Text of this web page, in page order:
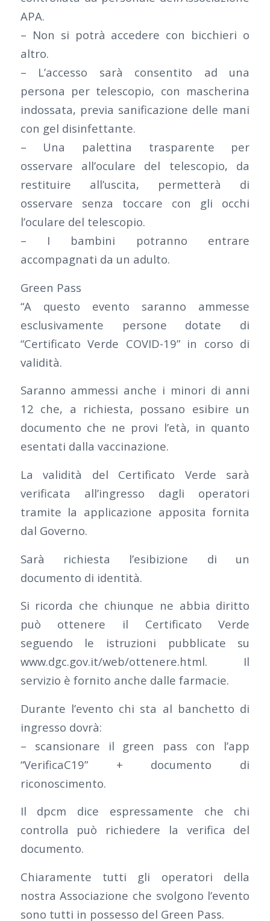
APA.
– Non si potrà accedere con bicchieri o
altro.
– L’accesso sarà consentito ad una
persona per telescopio, con mascherina
indossata, previa sanificazione delle mani
con gel disinfettante.
– Una palettina trasparente per
osservare all’oculare del telescopio, da
restituire all’uscita, permetterà di
osservare senza toccare con gli occhi
l’oculare del telescopio.
– I bambini potranno entrare
accompagnati da un adulto.
Green Pass
“A questo evento saranno ammesse
esclusivamente persone dotate di
“Certificato Verde COVID-19” in corso di
validità.
Saranno ammessi anche i minori di anni
12 che, a richiesta, possano esibire un
documento che ne provi l’età, in quanto
esentati dalla vaccinazione.
La validità del Certificato Verde sarà
verificata all’ingresso dagli operatori
tramite la applicazione apposita fornita
dal Governo.
Sarà richiesta l’esibizione di un
documento di identità.
Si ricorda che chiunque ne abbia diritto
può ottenere il Certificato Verde
seguendo le istruzioni pubblicate su
www.dgc.gov.it/web/ottenere.html. Il
servizio è fornito anche dalle farmacie.
Durante l’evento chi sta al banchetto di
ingresso dovrà:
– scansionare il green pass con l’app
“VerificaC19” + documento di
riconoscimento.
Il dpcm dice espressamente che chi
controlla può richiedere la verifica del
documento.
Chiaramente tutti gli operatori della
nostra Associazione che svolgono l’evento
sono tutti in possesso del Green Pass.